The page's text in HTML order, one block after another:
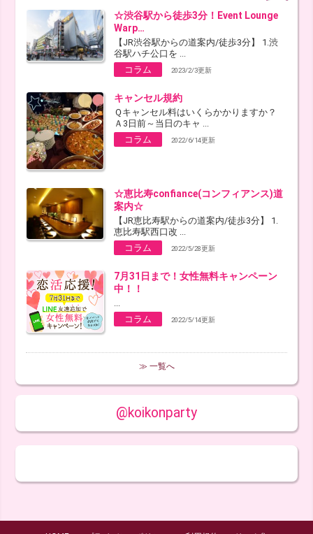
☆渋谷駅から徒歩3分！Event Lounge
Warp…
【JR渋谷駅からの道案内/徒歩3分】 1.渋
谷駅ハチ公口を ...
コラム
2023/2/3更新
キャンセル規約
Ｑキャンセル料はいくらかかりますか？
Ａ3日前～当日のキャ ...
コラム
2022/6/14更新
☆恵比寿confiance(コンフィアンス)道
案内☆
【JR恵比寿駅からの道案内/徒歩3分】 1.
恵比寿駅西口改 ...
コラム
2022/5/28更新
7月31日まで！女性無料キャンペーン
中！！
コラム
2022/5/14更新
≫ 一覧へ
@koikonparty